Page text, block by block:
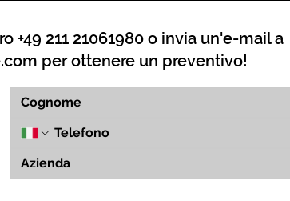
211 21061980 o invia un'e-mail a
per ottenere un preventivo!